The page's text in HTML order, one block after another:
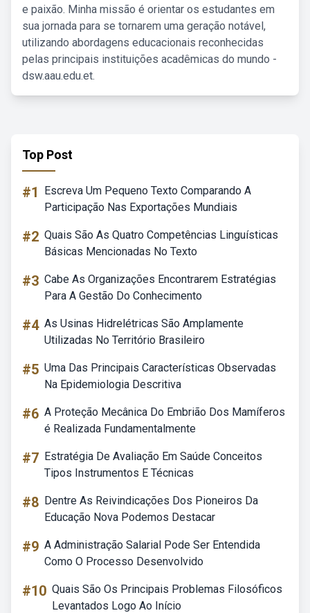
e paixão. Minha missão é orientar os estudantes em
sua jornada para se tornarem uma geração notável,
utilizando abordagens educacionais reconhecidas
pelas principais instituições acadêmicas do mundo -
dsw.aau.edu.et.
Top Post
#1
Escreva Um Pequeno Texto Comparando A
Participação Nas Exportações Mundiais
#2 Quais São As Quatro Competências Linguísticas
Básicas Mencionadas No Texto
#3 Cabe As Organizações Encontrarem Estratégias
Para A Gestão Do Conhecimento
#4 As Usinas Hidrelétricas São Amplamente
Utilizadas No Território Brasileiro
#5 Uma Das Principais Características Observadas
Na Epidemiologia Descritiva
#6 A Proteção Mecânica Do Embrião Dos Mamíferos
é Realizada Fundamentalmente
#7 Estratégia De Avaliação Em Saúde Conceitos
Tipos Instrumentos E Técnicas
#8 Dentre As Reivindicações Dos Pioneiros Da
Educação Nova Podemos Destacar
#9 A Administração Salarial Pode Ser Entendida
Como O Processo Desenvolvido
#10 Quais São Os Principais Problemas Filosóficos
Levantados Logo Ao Início